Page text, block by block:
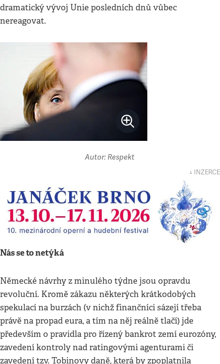
dramatický vývoj Unie posledních dnů vůbec
nereagovat.
Autor: Respekt
↓ INZERCE
Nás se to netýká
Německé návrhy z minulého týdne jsou opravdu
revoluční. Kromě zákazu některých krátkodobých
spekulací na burzách (v nichž finančníci sázejí třeba
právě na propad eura, a tím na něj reálně tlačí) jde
především o pravidla pro řízený bankrot zemí eurozóny,
zavedení kontroly nad ratingovými agenturami či
zavedení tzv. Tobinovy daně, která by zpoplatnila